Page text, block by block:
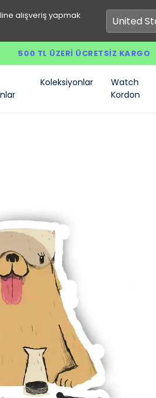
alışveriş yapmak
500 TL ÜZERI ÜCRETSIZ KARGO
Koleksiyonlar
Watch
Kordon